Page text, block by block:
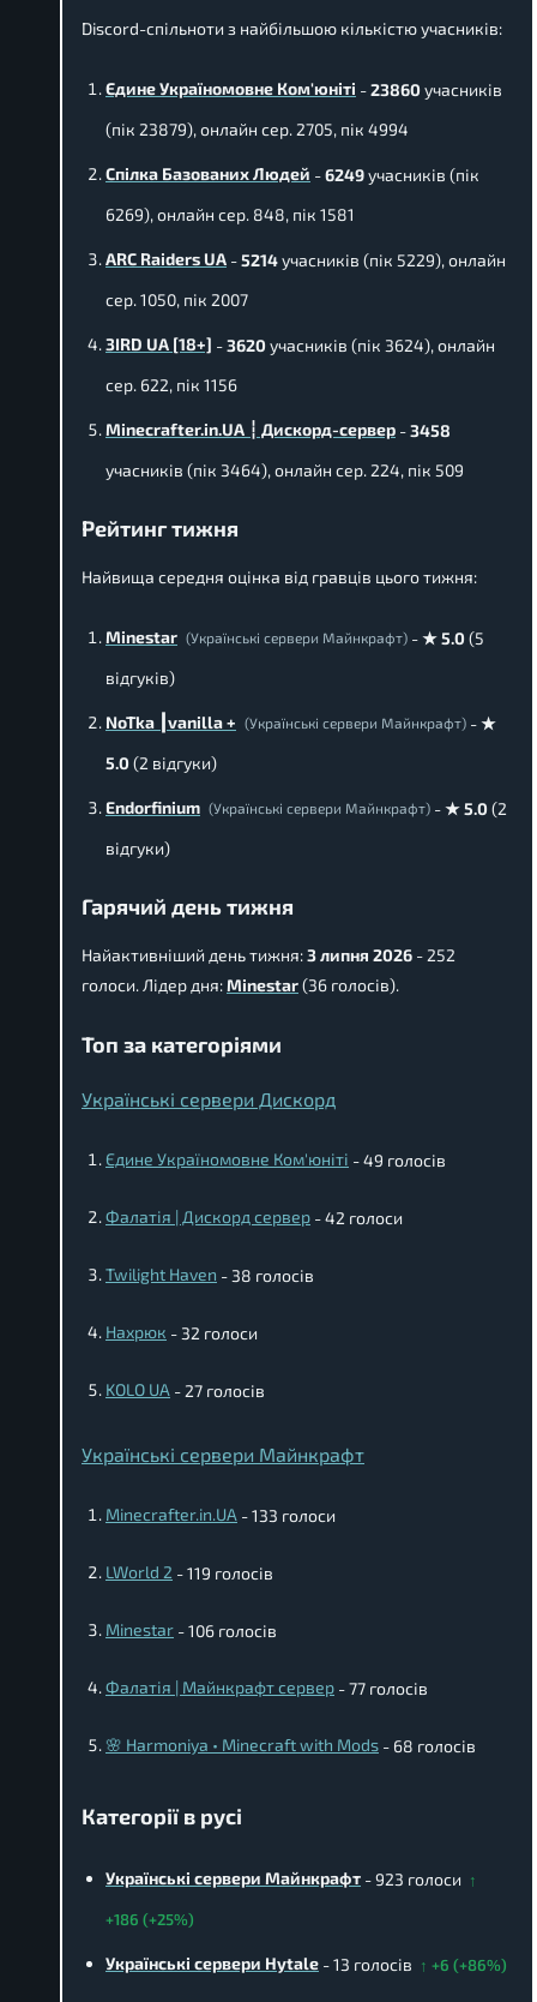
Discord-спільноти з найбільшою кількістю учасників:
Єдине Україномовне Ком'юніті -23860учасників
(пік 23879), онлайн сер. 2705, пік 4994
Спілка Базованих Людей -6249учасників (пік
6269), онлайн сер. 848, пік 1581
ARC Raiders UA - 5214учасників (пік 5229), онлайн
сер. 1050, пік 2007
3IRD UA [18+] -3620учасників (пік 3624), онлайн
сер. 622, пік 1156
Minecrafter.in.UA ┆ Дискорд-сервер -3458
учасників (пік 3464), онлайн сер. 224, пік 509
Рейтинг тижня
Найвища середня оцінка від гравців цього тижня:
Minestar (Українські сервери Майнкрафт) -★ 5.0(5
відгуків)
NoTka ┃vanilla + (Українські сервери Майнкрафт) -★
5.0(2 відгуки)
Endorfinium (Українські сервери Майнкрафт) -★ 5.0(2
відгуки)
Гарячий день тижня
Найактивніший день тижня:3 липня 2026 - 252
голоси. Лідер дня:Minestar(36 голосів).
Топ за категоріями
Українські сервери Дискорд
Єдине Україномовне Ком'юніті - 49 голосів
Фалатія | Дискорд сервер - 42 голоси
Twilight Haven - 38 голосів
Нахрюк - 32 голоси
KOLO UA - 27 голосів
Українські сервери Майнкрафт
Minecrafter.in.UA - 133 голоси
LWorld 2 - 119 голосів
Minestar - 106 голосів
Фалатія | Майнкрафт сервер - 77 голосів
🌸 Harmoniya • Minecraft with Mods - 68 голосів
Категорії в русі
Українські сервери Майнкрафт - 923 голоси ↑
+186 (+25%)
Українські сервери Hytale - 13 голосів ↑ +6 (+86%)